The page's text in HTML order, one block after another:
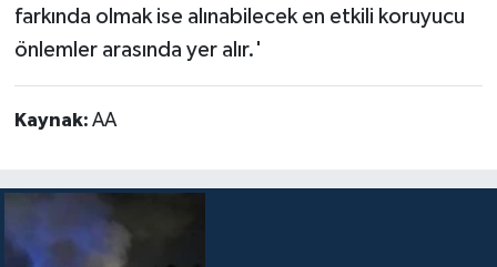
farkında olmak ise alınabilecek en etkili koruyucu
önlemler arasında yer alır.'
Kaynak: AA